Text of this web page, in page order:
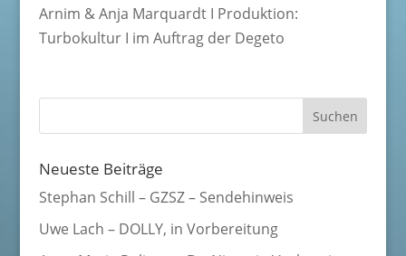
Arnim & Anja Marquardt I Produktion:
Turbokultur I im Auftrag der Degeto
Neueste Beiträge
Stephan Schill – GZSZ – Sendehinweis
Uwe Lach – DOLLY, in Vorbereitung